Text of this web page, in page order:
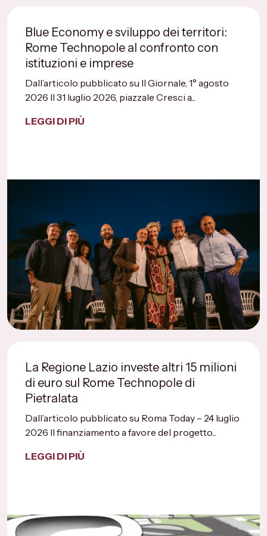
Blue Economy e sviluppo dei territori:
Rome Technopole al confronto con
istituzioni e imprese
Dall’articolo pubblicato su Il Giornale, 1° agosto
2026 Il 31 luglio 2026, piazzale Cresci a...
LEGGI DI PIÙ
La Regione Lazio investe altri 15 milioni
di euro sul Rome Technopole di
Pietralata
Dall’articolo pubblicato su Roma Today – 24 luglio
2026 Il finanziamento a favore del progetto...
LEGGI DI PIÙ